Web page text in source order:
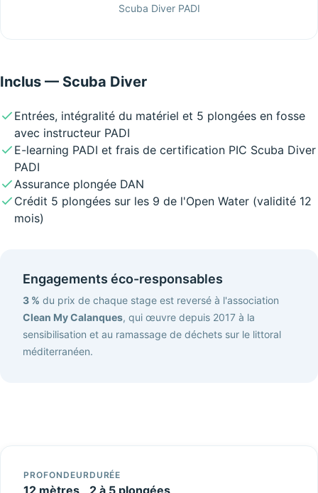
Scuba Diver PADI
Inclus — Scuba Diver
Entrées, intégralité du matériel et 5 plongées en fosse
avec instructeur PADI
E-learning PADI et frais de certification PIC Scuba Diver
PADI
Assurance plongée DAN
Crédit 5 plongées sur les 9 de l'Open Water (validité 12
mois)
Engagements éco-responsables
3 % du prix de chaque stage est reversé à l'association
Clean My Calanques, qui œuvre depuis 2017 à la
sensibilisation et au ramassage de déchets sur le littoral
méditerranéen.
PROFONDEUR
12 mètres
DURÉE
2 à 5 plongées